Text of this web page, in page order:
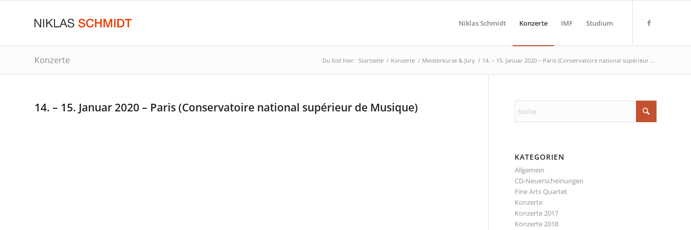
Niklas Schmidt Konzerte IMF Studium
Konzerte Du bist hier: Startseite / Konzerte / Meisterkurse & Jury / 14. – 15. Januar 2020 – Paris (Conservatoire national supérieur ...
14. – 15. Januar 2020 – Paris (Conservatoire national supérieur de Musique)
KATEGORIEN
Allgemein
CD-Neuerscheinungen
Fine Arts Quartet
Konzerte
Konzerte 2017
Konzerte 2018